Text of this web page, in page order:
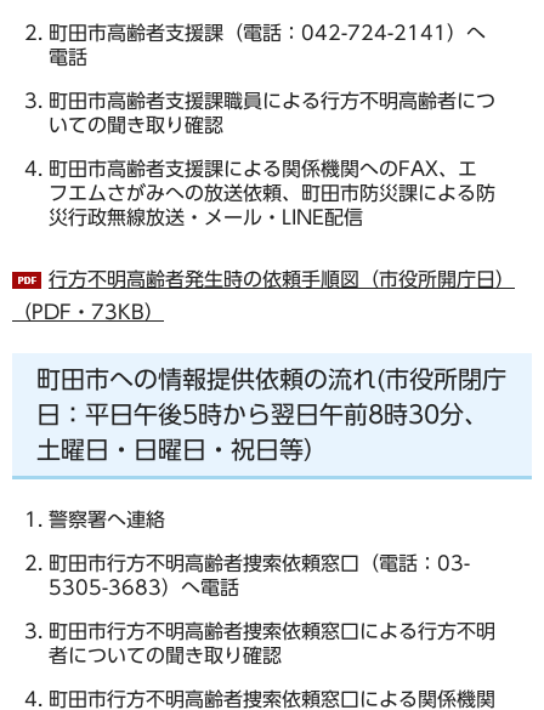
町田市高齢者支援課（電話：042-724-2141）へ
電話
町田市高齢者支援課職員による行方不明高齢者につ
いての聞き取り確認
町田市高齢者支援課による関係機関へのFAX、エ
フエムさがみへの放送依頼、町田市防災課による防
災行政無線放送・メール・LINE配信
行方不明高齢者発生時の依頼手順図（市役所開庁日）
（PDF・73KB）
町田市への情報提供依頼の流れ(市役所閉庁
日：平日午後5時から翌日午前8時30分、
土曜日・日曜日・祝日等）
警察署へ連絡
町田市行方不明高齢者捜索依頼窓口（電話：03-
5305-3683）へ電話
町田市行方不明高齢者捜索依頼窓口による行方不明
者についての聞き取り確認
町田市行方不明高齢者捜索依頼窓口による関係機関